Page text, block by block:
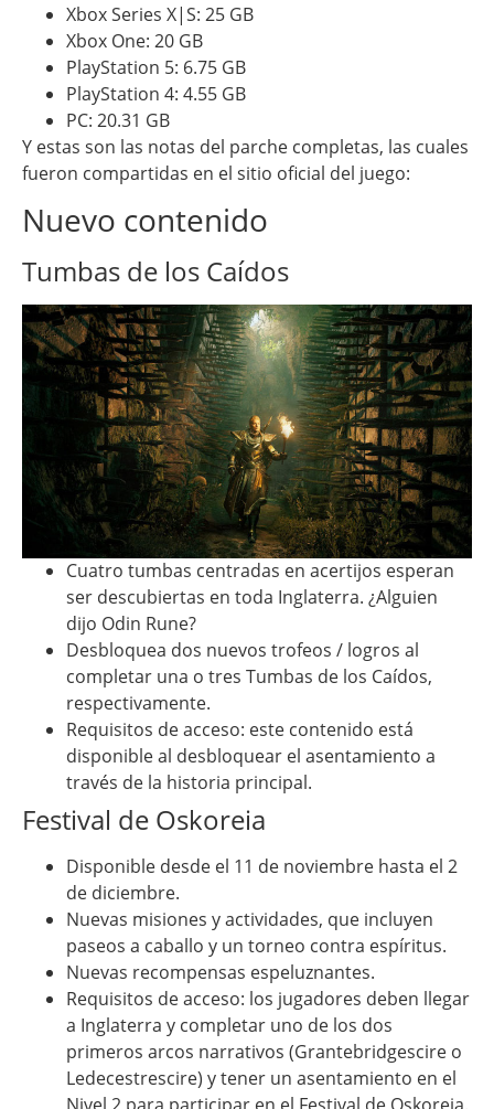
Xbox Series X|S: 25 GB
Xbox One: 20 GB
PlayStation 5: 6.75 GB
PlayStation 4: 4.55 GB
PC: 20.31 GB
Y estas son las notas del parche completas, las cuales
fueron compartidas en el sitio oficial del juego:
Nuevo contenido
Tumbas de los Caídos
Cuatro tumbas centradas en acertijos esperan
ser descubiertas en toda Inglaterra. ¿Alguien
dijo Odin Rune?
Desbloquea dos nuevos trofeos / logros al
completar una o tres Tumbas de los Caídos,
respectivamente.
Requisitos de acceso: este contenido está
disponible al desbloquear el asentamiento a
través de la historia principal.
Festival de Oskoreia
Disponible desde el 11 de noviembre hasta el 2
de diciembre.
Nuevas misiones y actividades, que incluyen
paseos a caballo y un torneo contra espíritus.
Nuevas recompensas espeluznantes.
Requisitos de acceso: los jugadores deben llegar
a Inglaterra y completar uno de los dos
primeros arcos narrativos (Grantebridgescire o
Ledecestrescire) y tener un asentamiento en el